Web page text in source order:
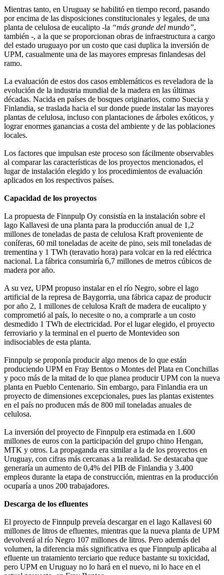
Mientras tanto, en Uruguay se habilitó en tiempo record, pasando
por encima de las disposiciones constitucionales y legales, de una
planta de celulosa de eucalipto -la “más grande del mundo”,
también -, a la que se proporcionan obras de infraestructura a cargo
del estado uruguayo por un costo que casi duplica la inversión de
UPM, casualmente una de las mayores empresas finlandesas del
ramo.
La evaluación de estos dos casos emblemáticos es reveladora de la
evolución de la industria mundial de la madera en las últimas
décadas. Nacida en países de bosques originarios, como Suecia y
Finlandia, se traslada hacia el sur donde puede instalar las mayores
plantas de celulosa, incluso con plantaciones de árboles exóticos, y
lograr enormes ganancias a costa del ambiente y de las poblaciones
locales.
Los factores que impulsan este proceso son fácilmente observables
al comparar las características de los proyectos mencionados, el
lugar de instalación elegido y los procedimientos de evaluación
aplicados en los respectivos países.
Capacidad de los proyectos
La propuesta de Finnpulp Oy consistía en la instalación sobre el
lago Kallavesi de una planta para la producción anual de 1,2
millones de toneladas de pasta de celulosa Kraft proveniente de
coníferas, 60 mil toneladas de aceite de pino, seis mil toneladas de
trementina y 1 TWh (teravatio hora) para volcar en la red eléctrica
nacional. La fábrica consumiría 6,7 millones de metros cúbicos de
madera por año.
A su vez, UPM propuso instalar en el río Negro, sobre el lago
artificial de la represa de Baygorria, una fábrica capaz de producir
por año 2, 1 millones de celulosa Kraft de madera de eucalipto y
comprometió al país, lo necesite o no, a comprarle a un costo
desmedido 1 TWh de electricidad. Por el lugar elegido, el proyecto
ferroviario y la terminal en el puerto de Montevideo son
indisociables de esta planta.
Finnpulp se proponía producir algo menos de lo que están
produciendo UPM en Fray Bentos o Montes del Plata en Conchillas
y poco más de la mitad de lo que planea producir UPM con la nueva
planta en Pueblo Centenario. Sin embargo, para Finlandia era un
proyecto de dimensiones excepcionales, pues las plantas existentes
en el país no producen más de 800 mil toneladas anuales de
celulosa.
La inversión del proyecto de Finnpulp era estimada en 1.600
millones de euros con la participación del grupo chino Hengan,
MTK y otros. La propaganda era similar a la de los proyectos en
Uruguay, con cifras más cercanas a la realidad. Se destacaba que
generaría un aumento de 0,4% del PIB de Finlandia y 3.400
empleos durante la etapa de construcción, mientras en la producción
ocuparía a unos 200 trabajadores.
Descarga de los efluentes
El proyecto de Finnpulp preveía descargar en el lago Kallavesi 60
millones de litros de efluentes, mientras que la nueva planta de UPM
devolverá al río Negro 107 millones de litros. Pero además del
volumen, la diferencia más significativa es que Finnpulp aplicaba al
efluente un tratamiento terciario que reduce bastante su toxicidad,
pero UPM en Uruguay no lo hará en el nuevo, ni lo hace en el